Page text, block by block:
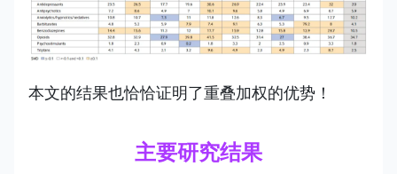
本文的结果也恰恰证明了重叠加权的优势！
主要研究结果